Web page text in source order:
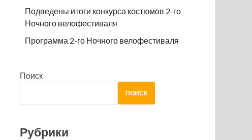
Подведены итоги конкурса костюмов 2-го
Ночного велофестиваля
Программа 2-го Ночного велофестиваля
Поиск
ПОИСК
Рубрики